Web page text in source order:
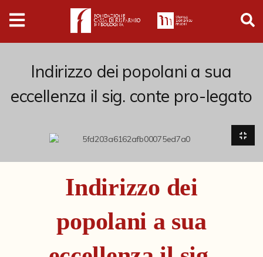
Digital
Humanities
Donazioni
Pubblicazioni
Collezioni
Cataloghi storici
Indirizzo dei popolani a sua
eccellenza il sig. conte pro-legato
Indirizzo dei
popolani a sua